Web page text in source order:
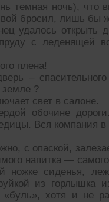
темная ночь), что
бросил, лишь бы
удалось
с
плена!
–
земле ?
свет в салоне.
обочине
Вся компания в
с опаской,
напитка —
ножке сиденья,
из горлышка
«буль», хотя и не